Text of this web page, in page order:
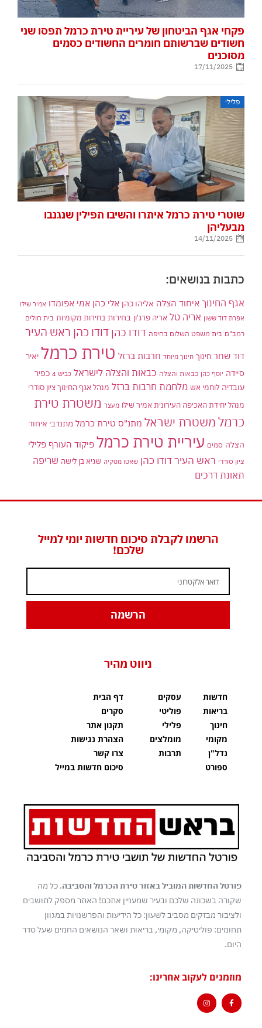
פקחי אגף הביטחון של עיריית טירת כרמל תפסו שני
חשודים שברשותם חומרים החשודים כסמים
מסוכנים
17/11/2025
פלילי
שוטרי טירת כרמל איתרו והשיבו תפילין שנגנבו
מבעליהן
14/11/2025
כתבות בנושאים:
אגף החינוך איחוד הצלה אליהו כהן אלי כהן אמי אפומדו אמיר שילו
אפרת דוד ששון אריה טל אריה פרג'ון בחירות בחירות מקומיות בית חולים
רמב"ם בית משפט השלום בחיפה דודו כהן דודו כהן ראש העיר
דוד שחר חינוך חינוך מיוחד חרבות ברזל טירת כרמל יאיר
סיידה יוסף כהן כבאות והצלה כבאות והצלה לישראל כביש 4
כפיר
עובדיה לוחמי אש מלחמת חרבות ברזל מנהל אגף החינוך ציון סודרי
מנהל יחידת האכיפה העירונית אמיר שילו מעצר משטרת טירת
כרמלמשטרת ישראל מתנ"ס טירת כרמל מתנדבי איחוד
הצלה סמים עיריית טירת כרמל פיקוד העורף פלילי
ציון סודרי ראש העיר דודו כהן שאטו מטקיה שגיא בן לישה שריפה
תאונת דרכים
הרשמו לקבלת סיכום חדשות יומי למייל
שלכם!
הרשמה
ניווט מהיר
חדשות
בריאות
חינוך
מקומי
נדל"ן
ספורט
עסקים
פוליטי
פלילי
מומלצים
תרבות
דף הבית
סקרים
תקנון אתר
הצהרת נגישות
צרו קשר
סיכום חדשות במייל
פורטל החדשות המוביל באזור טירת הכרמל והסביבה. כל מה
שקורה בשכונה שלכם ובעיר שמעניין אתכם! האתר מספק לתושבים
ולציבור מבזקים מסביב לשעון: כל הידיעות והפרשנויות במגוון
תחומים: פוליטיקה, מקומי, בריאות ושאר הנושאים החמים שעל סדר
היום.
מוזמנים לעקוב אחרינו: